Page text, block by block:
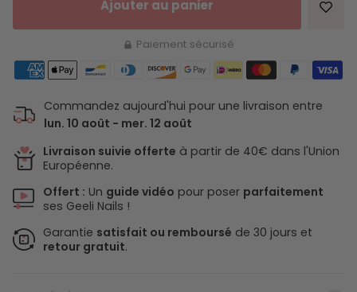
Ajouter au panier
Paiement sécurisé
Commandez aujourd'hui pour une livraison entre
lun. 10 août - mer. 12 août
Livraison suivie offerte à partir de 40€ dans l'Union
Européenne.
Offert : Un guide vidéo pour poser parfaitement
ses Geeli Nails !
Garantie satisfait ou remboursé de 30 jours et
retour gratuit.